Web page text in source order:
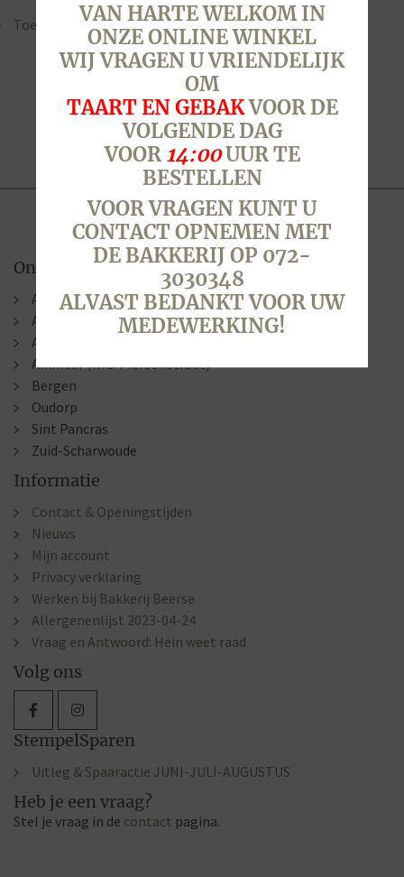
Toevoegen aan winkelwagen
Onze winkels
Alkmaar (Berenkoog)
Alkmaar (Stationsweg)
Alkmaar (Laat )
Alkmaar (N.G. Piersonstraat)
Bergen
Oudorp
Sint Pancras
Zuid-Scharwoude
Informatie
Contact & Openingstijden
Nieuws
Mijn account
Privacy verklaring
Werken bij Bakkerij Beerse
Allergenenlijst 2023-04-24
Vraag en Antwoord: Hein weet raad
Volg ons
StempelSparen
Uitleg & Spaaractie JUNI-JULI-AUGUSTUS
Heb je een vraag?
Stel je vraag in de contact pagina.
VAN HARTE WELKOM IN
ONZE ONLINE WINKEL
WIJ VRAGEN U VRIENDELIJK
OM
TAART EN GEBAKVOOR DE
VOLGENDE DAG
VOOR 14:00UUR TE
BESTELLEN
VOOR VRAGEN KUNT U
CONTACT OPNEMEN MET
DE BAKKERIJ OP 072-
3030348
ALVAST BEDANKT VOOR UW
MEDEWERKING!